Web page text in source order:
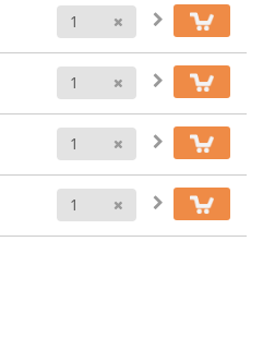
Anzahl
Anzahl
Anzahl
Anzahl